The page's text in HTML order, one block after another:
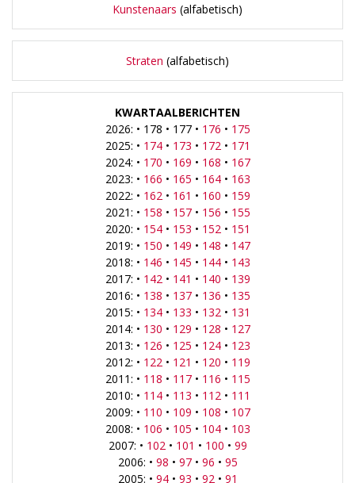
Kunstenaars (alfabetisch)
Straten (alfabetisch)
KWARTAALBERICHTEN
2026: • 178 • 177 • 176 • 175
2025: • 174• 173 • 172• 171
2024: • 170 • 169 • 168 • 167
2023: • 166 • 165 • 164• 163
2022: • 162• 161 • 160 • 159
2021: • 158 • 157• 156 • 155
2020: • 154• 153 • 152• 151
2019: • 150 • 149 • 148 • 147
2018: • 146 • 145 • 144• 143
2017: • 142• 141 • 140 • 139
2016: • 138 • 137• 136 • 135
2015: • 134• 133 • 132• 131
2014: • 130 • 129 • 128 • 127
2013: • 126 • 125 • 124• 123
2012: • 122• 121 • 120 • 119
2011: • 118 • 117• 116 • 115
2010: • 114• 113 • 112• 111
2009: • 110 • 109 • 108 • 107
2008: • 106 • 105 • 104• 103
2007: • 102• 101 • 100 • 99
2006: • 98 • 97• 96 • 95
2005: • 94• 93 • 92• 91